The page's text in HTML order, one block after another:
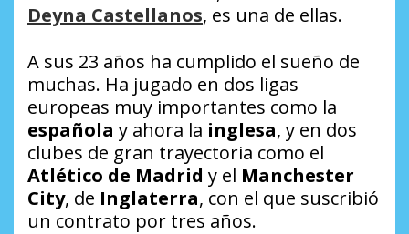
Deyna Castellanos, es una de ellas.
A sus 23 años ha cumplido el sueño de
muchas. Ha jugado en dos ligas
europeas muy importantes como la
española y ahora la inglesa, y en dos
clubes de gran trayectoria como el
Atlético de Madrid y el Manchester
City, de Inglaterra, con el que suscribió
un contrato por tres años.